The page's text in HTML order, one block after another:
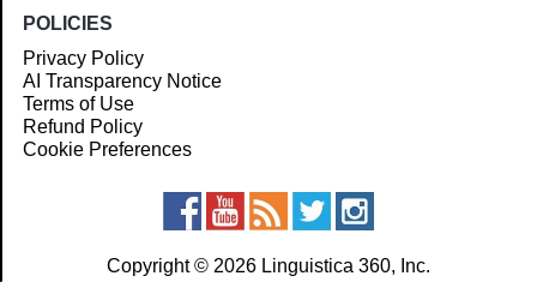
POLICIES
Privacy Policy
AI Transparency Notice
Terms of Use
Refund Policy
Cookie Preferences
Copyright © 2026 Linguistica 360, Inc.